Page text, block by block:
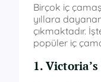
Birçok iç
yıllara
çıkmaktadır.
popüler iç
1. Victoria’s